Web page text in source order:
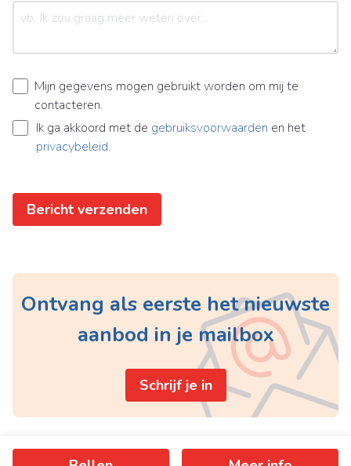
Mijn gegevens mogen gebruikt worden om mij te
contacteren.
Ik ga akkoord met de gebruiksvoorwaarden en het
privacybeleid.
Bericht verzenden
Ontvang als eerste het nieuwste
aanbod in je mailbox
Schrijf je in